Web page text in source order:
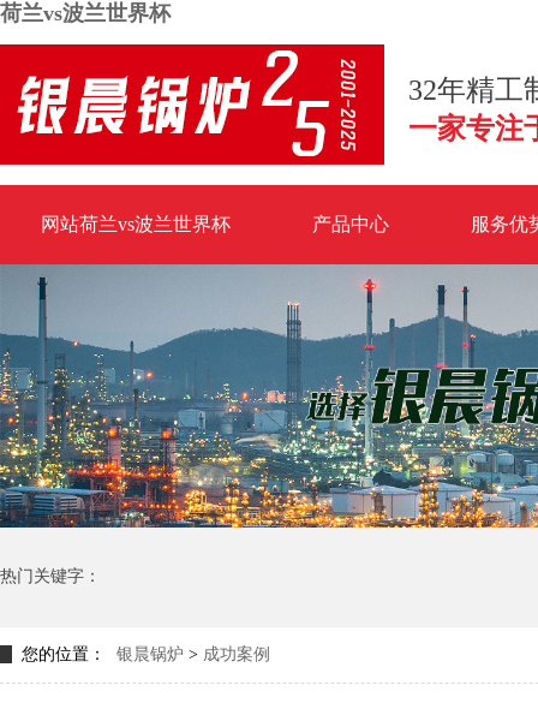
荷兰vs波兰世界杯
32年精
一家专注
网站荷兰vs波兰世界杯 产品中心 服务优
荷兰vs波兰世界杯
热门关键字：
您的位置： 银晨锅炉 > 成功案例